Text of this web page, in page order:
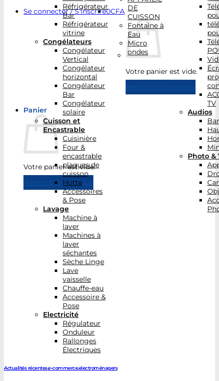
Se connecter / S’inscrire0CFA
Votre panier est vide.
Retour à la boutique
Panier
Votre panier est vide.
Retour à la boutique
Réfrigérateur
Bar
Réfrigérateur
vitrine
Congélateurs
Congélateur
Vertical
Congélateur
horizontal
Congélateur
Bar
Congélateur
solaire
Cuisson et
Encastrable
Cuisinière
Four &
encastrable
plaques de
cuisson
Hotte
Accessoires
& Pose
Lavage
Machine à
laver
Machines à
laver
séchantes
Sèche Linge
Lave
vaisselle
Chauffe-eau
Accessoire &
Pose
Electricité
Régulateur
Onduleur
Rallonges
Électriques
DE
CUISSON
Fontaine à
Eau
Micro
ondes
TV
Audios
Photo &
Actualités récentes,e-commerce,electroménagers